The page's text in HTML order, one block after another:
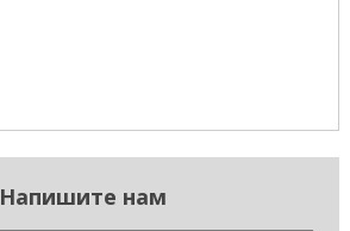
Напишите нам